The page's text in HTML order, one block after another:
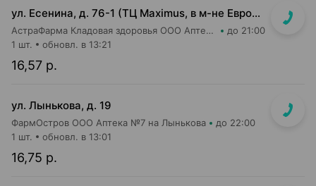
ул. Есенина, д. 76-1 (ТЦ Maximus, в м-не Евроопт Super)
АстраФарма Кладовая здоровья ООО Аптека №9 до 21:00
16,57 р.
1 шт. обновл. в 13:21
ул. Лынькова, д. 19
ФармОстров ООО Аптека №7 на Лынькова до 22:00
16,75 р.
1 шт. обновл. в 13:01